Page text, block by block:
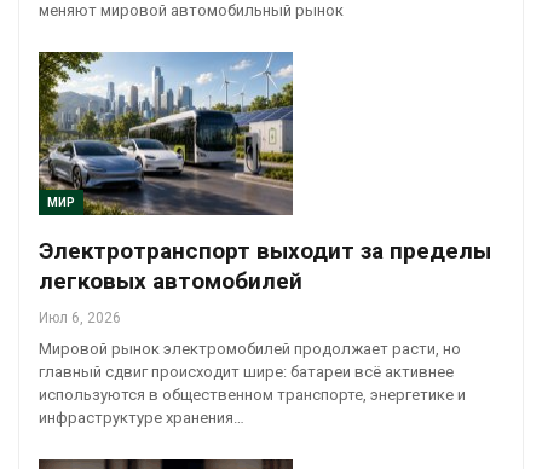
меняют мировой автомобильный рынок
МИР
Электротранспорт выходит за пределы
легковых автомобилей
Июл 6, 2026
Мировой рынок электромобилей продолжает расти, но
главный сдвиг происходит шире: батареи всё активнее
используются в общественном транспорте, энергетике и
инфраструктуре хранения…